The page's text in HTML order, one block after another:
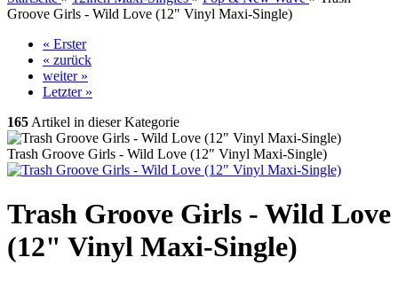
Groove Girls - Wild Love (12" Vinyl Maxi-Single)
« Erster
« zurück
weiter »
Letzter »
165Artikel in dieser Kategorie
Trash Groove Girls - Wild Love (12" Vinyl Maxi-Single)
Trash Groove Girls - Wild Love
(12" Vinyl Maxi-Single)